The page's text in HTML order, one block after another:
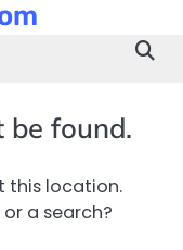
be found.
this location.
a search?